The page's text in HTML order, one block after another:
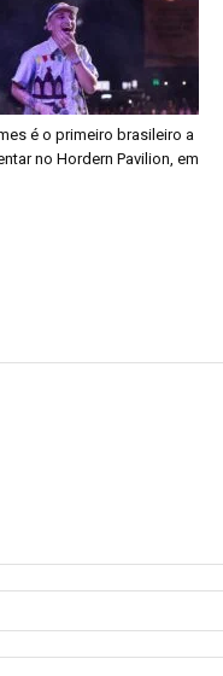
é o primeiro brasileiro a
no Hordern Pavilion, em